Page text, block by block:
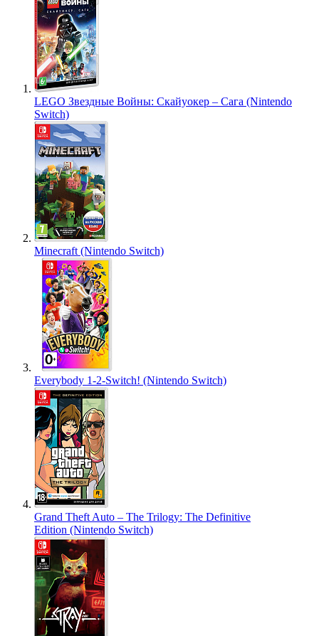
LEGO Звездные Войны: Скайуокер – Сага (Nintendo
Switch)
Minecraft (Nintendo Switch)
Everybody 1-2-Switch! (Nintendo Switch)
Grand Theft Auto – The Trilogy: The Definitive
Edition (Nintendo Switch)